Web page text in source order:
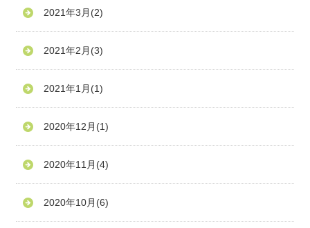
2021年3月 (2)
2021年2月 (3)
2021年1月 (1)
2020年12月 (1)
2020年11月 (4)
2020年10月 (6)